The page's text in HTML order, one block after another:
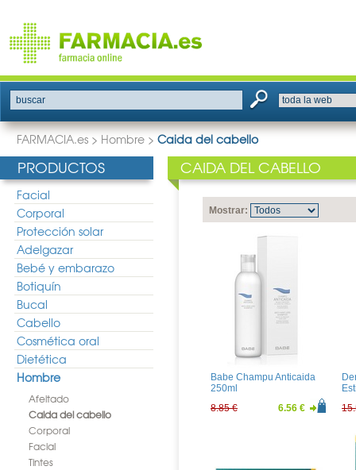
buscar
FARMACIA.es > Hombre > Caida del cabello
PRODUCTOS
Facial
Corporal
Protección solar
Adelgazar
Bebé y embarazo
Botiquín
Bucal
Cabello
Cosmética oral
Dietética
Hombre
Afeitado
Caida del cabello
Corporal
Facial
Tintes
CAIDA DEL CABELLO
Mostrar:
Babe Champu Anticaida
250ml
8.85 €
6.56 €